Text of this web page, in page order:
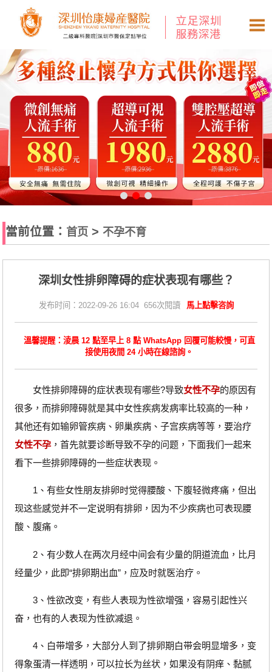
當前位置： 首页 > 不孕不育
深圳女性排卵障碍的症状表现有哪些？
发布时间：2022-09-26 16:04 656次閱讀 馬上點擊咨詢
溫馨提醒：淩晨 12 點至早上 8 點 WhatsApp 回覆可能較慢，可直
接使用夜間 24 小時在線諮詢。
女性排卵障碍的症状表现有哪些?导致女性不孕的原因有
很多，而排卵障碍就是其中女性疾病发病率比较高的一种，
其他还有如输卵管疾病、卵巢疾病、子宫疾病等等，要治疗
女性不孕，首先就要诊断导致不孕的问题，下面我们一起来
看下一些排卵障碍的一些症状表现。
1、有些女性朋友排卵时觉得腰酸、下腹轻微疼痛，但出
现这些感觉并不一定说明有排卵，因为不少疾病也可表现腰
酸、腹痛。
2、有少数人在两次月经中间会有少量的阴道流血，比月
经量少，此即“排卵期出血”，应及时就医治疗。
3、性欲改变，有些人表现为性欲增强，容易引起性兴
奋，也有的人表现为性欲减退。
4、白带增多，大部分人到了排卵期白带会明显增多，变
得象蛋清一样透明，可以拉长为丝状，如果没有阴痒、黏腻